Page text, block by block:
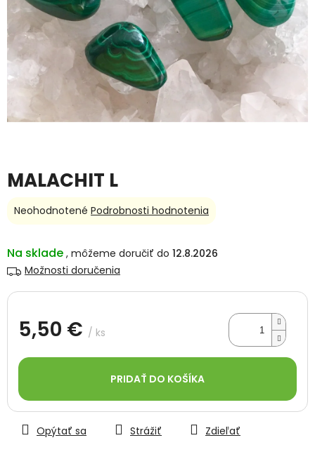
MALACHIT L
Na sklade
12.8.2026
Možnosti doručenia
5,50 € / ks
cena:
PRIDAŤ DO KOŠÍKA
Opýtať sa Strážiť Zdieľať
Priemerné
je
0,0
z
5
Neohodnotené Podrobnosti hodnotenia